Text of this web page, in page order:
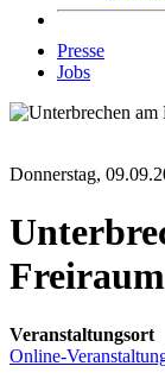
Presse
Jobs
Donnerstag,
Veranstaltungsort
Online-